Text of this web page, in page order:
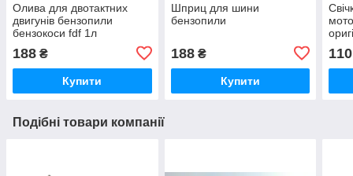
Олива для двотактних
двигунів бензопили
бензокоси fdf 1л
188 ₴
Купити
Шприц для шини
бензопили
188₴
Купити
110
Подібні товари компанії